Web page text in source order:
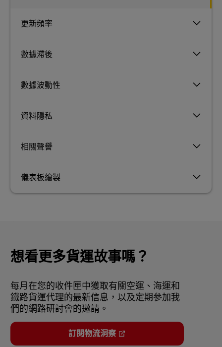
更新頻率
數據滯後
數據波動性
資料隱私
相關聲譽
儀表板繪製
想看更多貨運故事嗎？
每月在您的收件匣中獲取有關空運、海運和
鐵路貨運代理的最新信息，以及定期參加我
們的網路研討會的邀請。
訂閱物流洞察